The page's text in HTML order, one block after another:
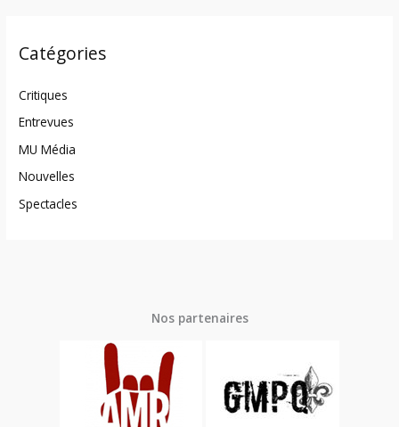
Catégories
Critiques
Entrevues
MU Média
Nouvelles
Spectacles
Nos partenaires